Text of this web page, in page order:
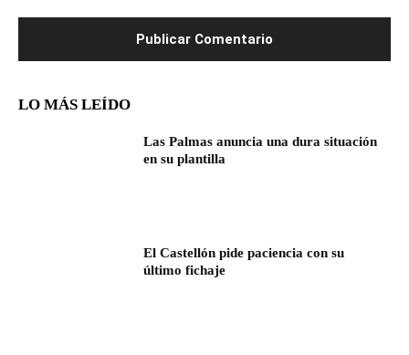
LO MÁS LEÍDO
Las Palmas anuncia una dura situación
en su plantilla
El Castellón pide paciencia con su
último fichaje